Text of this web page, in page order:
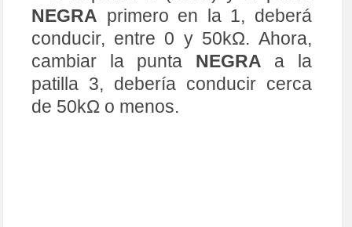
Es decir, la dirección del diodo
que forma la uniónBase-Colector
oBase-Emisorrespectivamente,
nos indica otra vez que, la patilla 2
es laBASEy en este caso se